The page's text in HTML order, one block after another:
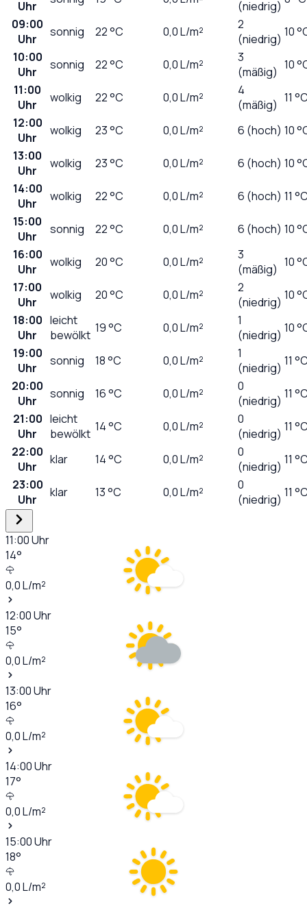
Uhr
(niedrig)
09:00
Uhr
sonnig 22°C 0,0L/m²
2
(niedrig) 10
10:00
Uhr
sonnig 22°C 0,0L/m²
3
(mäßig) 10
11:00
Uhr
wolkig 22°C 0,0L/m²
4
(mäßig) 11
12:00
Uhr
wolkig 23°C 0,0L/m² 6 (hoch) 10
13:00
Uhr
wolkig 23°C 0,0L/m² 6 (hoch) 10
14:00
Uhr
wolkig 22°C 0,0L/m² 6 (hoch) 11
15:00
Uhr
sonnig 22°C 0,0L/m² 6 (hoch) 10
16:00
Uhr
wolkig 20°C 0,0L/m²
3
(mäßig) 10
17:00
Uhr
wolkig 20°C 0,0L/m²
2
(niedrig) 10
18:00
Uhr
leicht
bewölkt 19°C 0,0L/m²
1
(niedrig) 10
19:00
Uhr
sonnig 18°C 0,0L/m²
1
(niedrig) 11
20:00
Uhr
sonnig 16°C 0,0L/m²
0
(niedrig) 11
21:00
Uhr
leicht
bewölkt 14°C 0,0L/m²
0
(niedrig) 11
22:00
Uhr
klar 14°C 0,0L/m²
0
(niedrig) 11
23:00
Uhr
klar 13°C 0,0L/m²
0
(niedrig) 11
11:00Uhr
14°
0,0L/m²
12:00Uhr
15°
0,0L/m²
13:00Uhr
16°
0,0L/m²
14:00Uhr
17°
0,0L/m²
15:00Uhr
18°
0,0L/m²